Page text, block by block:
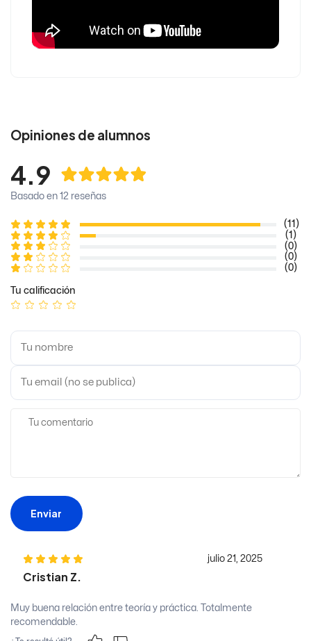
Opiniones de alumnos
4.9
Basado en 12 reseñas
(11)
(1)
(0)
(0)
(0)
Tu calificación
Enviar
Cristian Z.
julio 21, 2025
Muy buena relación entre teoría y práctica. Totalmente
recomendable.